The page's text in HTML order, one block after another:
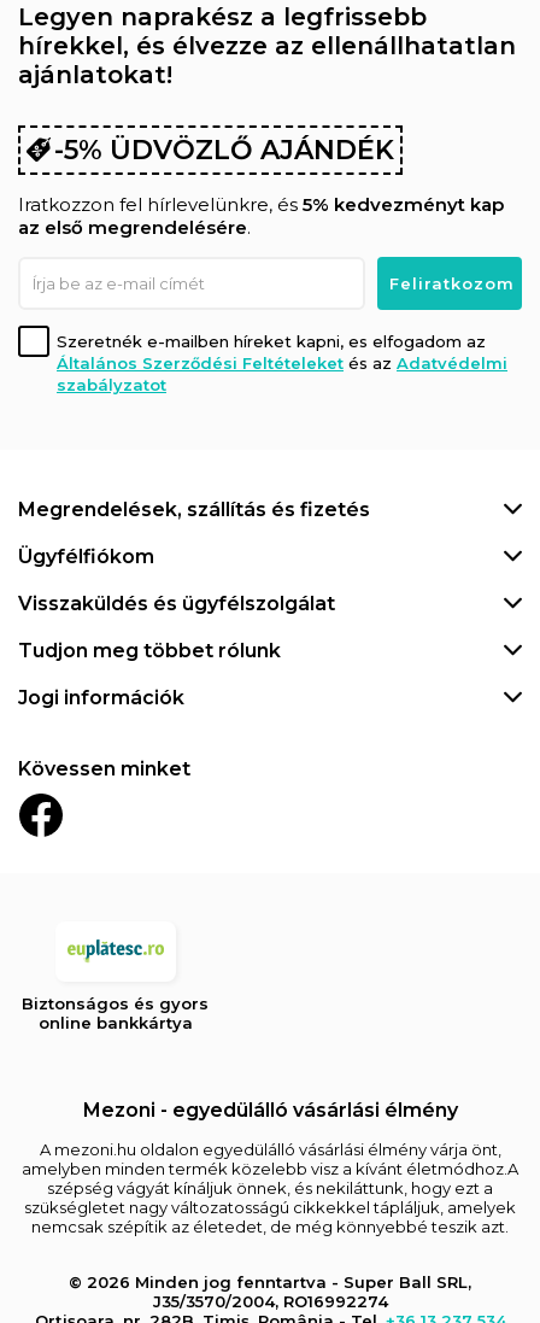
Legyen naprakész a legfrissebb
hírekkel, és élvezze az ellenállhatatlan
ajánlatokat!
-5% ÜDVÖZLŐ AJÁNDÉK
Iratkozzon fel hírlevelünkre, és 5% kedvezményt kap
az első megrendelésére.
Szeretnék e-mailben híreket kapni, es elfogadom az
Általános Szerződési Feltételeket és az Adatvédelmi
szabályzatot
Megrendelések, szállítás és fizetés
Ügyfélfiókom
Visszaküldés és ügyfélszolgálat
Tudjon meg többet rólunk
Jogi információk
Kövessen minket
Biztonságos és gyors
online bankkártya
Mezoni - egyedülálló vásárlási élmény
A mezoni.hu oldalon egyedülálló vásárlási élmény várja önt,
amelyben minden termék közelebb visz a kívánt életmódhoz.A
szépség vágyát kínáljuk önnek, és nekiláttunk, hogy ezt a
szükségletet nagy változatosságú cikkekkel tápláljuk, amelyek
nemcsak szépítik az életedet, de még könnyebbé teszik azt.
© 2026 Minden jog fenntartva - Super Ball SRL,
J35/3570/2004, RO16992274